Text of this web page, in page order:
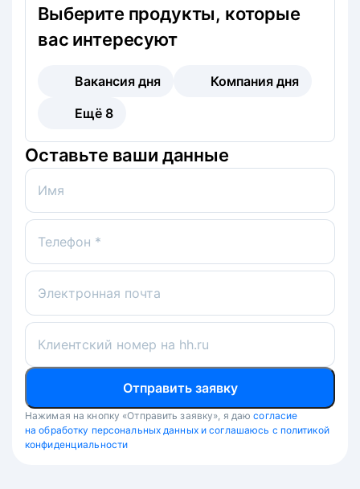
Выберите продукты, которые
вас интересуют
Вакансия дня
Компания дня
Ещё 8
Оставьте ваши данные
Имя
Телефон *
Электронная почта
Клиентский номер на hh.ru
Отправить заявку
Нажимая на кнопку «Отправить заявку», я даю согласие
на обработку персональных данных и соглашаюсь с политикой
конфиденциальности